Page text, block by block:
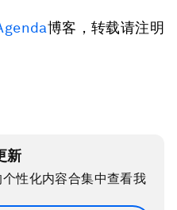
博客，转载请注明
新
性化内容合集中查看我